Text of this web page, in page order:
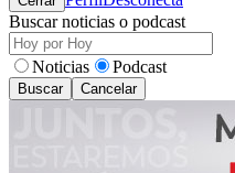
Buscar noticias o podcast
Noticias Podcast
Buscar Cancelar